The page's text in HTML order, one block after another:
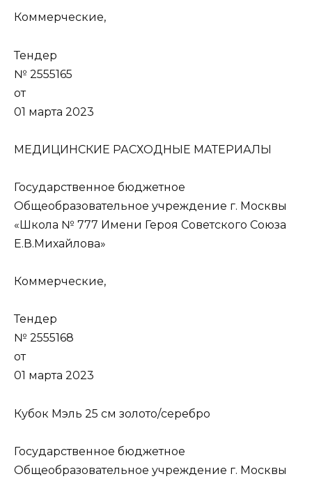
Коммерческие,
Тендер
№ 2555165
от
01 марта 2023
МЕДИЦИНСКИЕ РАСХОДНЫЕ МАТЕРИАЛЫ
Государственное бюджетное
Общеобразовательное учреждение г. Москвы
«Школа № 777 Имени Героя Советского Союза
Е.В.Михайлова»
Коммерческие,
Тендер
№ 2555168
от
01 марта 2023
Кубок Мэль 25 см золото/серебро
Государственное бюджетное
Общеобразовательное учреждение г. Москвы